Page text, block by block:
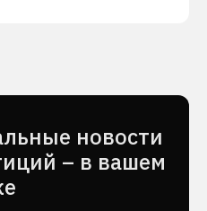
новости
– в вашем